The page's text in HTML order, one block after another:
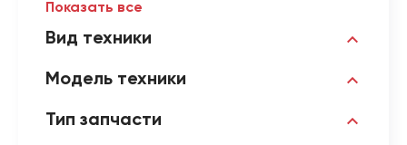
Показать все
Вид техники
Модель техники
Тип запчасти